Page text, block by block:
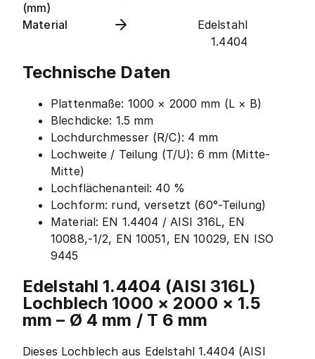
(mm)
Material
Edelstahl
1.4404
Technische Daten
Plattenmaße: 1000 × 2000 mm (L × B)
Blechdicke: 1.5 mm
Lochdurchmesser (R/C): 4 mm
Lochweite / Teilung (T/U): 6 mm (Mitte-
Mitte)
Lochflächenanteil: 40 %
Lochform: rund, versetzt (60°-Teilung)
Material: EN 1.4404 / AISI 316L, EN
10088,-1/2, EN 10051, EN 10029, EN ISO
9445
Edelstahl 1.4404 (AISI 316L)
Lochblech 1000 × 2000 × 1.5
mm – Ø 4 mm / T 6 mm
Dieses Lochblech aus Edelstahl 1.4404 (AISI